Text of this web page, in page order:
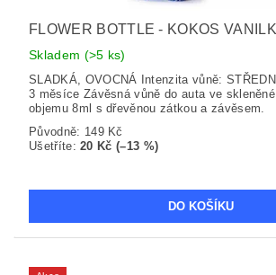
FLOWER BOTTLE - KOKOS
Skladem (>5 ks)
SLADKÁ, OVOCNÁ Intenzita vůně:
3 měsíce Závěsná vůně do auta ve
objemu 8ml s dřevěnou zátkou a závěsem.
Původně: 149 Kč
Ušetříte:20 Kč (–13 %)